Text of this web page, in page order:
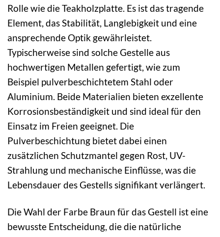
Rolle wie die Teakholzplatte. Es ist das tragende
Element, das Stabilität, Langlebigkeit und eine
ansprechende Optik gewährleistet.
Typischerweise sind solche Gestelle aus
hochwertigen Metallen gefertigt, wie zum
Beispiel pulverbeschichtetem Stahl oder
Aluminium. Beide Materialien bieten exzellente
Korrosionsbeständigkeit und sind ideal für den
Einsatz im Freien geeignet. Die
Pulverbeschichtung bietet dabei einen
zusätzlichen Schutzmantel gegen Rost, UV-
Strahlung und mechanische Einflüsse, was die
Lebensdauer des Gestells signifikant verlängert.
Die Wahl der Farbe Braun für das Gestell ist eine
bewusste Entscheidung, die die natürliche